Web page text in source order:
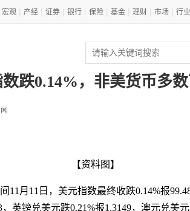
宏观 产经 证券 银行 保险 基金 理财 市场 行业
跌0.14%，非美货币多
【资料图】
11月11日，美元指数最终收跌0.14%报
英镑兑美元跌0.21%报1.3149，澳元兑美